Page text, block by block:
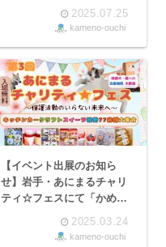
2025.07.25
kameno-ouchi
【イベント出展のお知ら
せ】岩手・あにまるチャリ
ティ☆フェスにて「かめの
2025.03.24
kameno-ouchi